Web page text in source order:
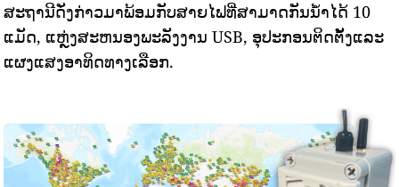
ສະຖານີດັ່ງກ່າວມາພ້ອມກັບສາຍໄຟທີ່ສາມາດກັນນ້ໍາໄດ້ 10
ແມັດ, ແຫຼ່ງສະຫນອງພະລັງງານ USB, ອຸປະກອນຕິດຕັ້ງແລະ
ແຜງແສງອາທິດທາງເລືອກ.